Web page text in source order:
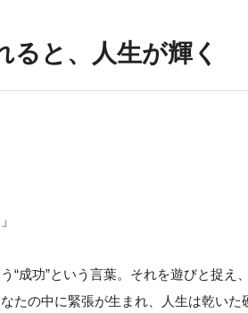
ると、人生が輝く
“成功”という言葉。それを遊びと捉
たの中に緊張が生まれ、人生は乾いた